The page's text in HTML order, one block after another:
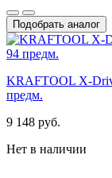
Подобрать аналог
KRAFTOOL X-
предм.
9 148 руб.
Нет в наличии